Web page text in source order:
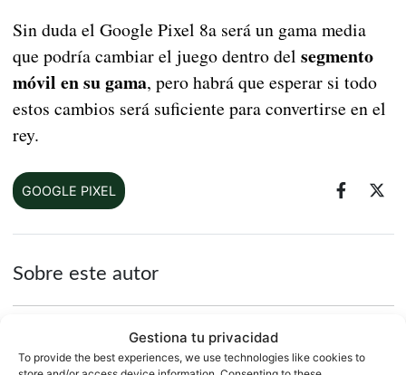
Gestiona tu privacidad
To provide the best experiences, we use technologies like cookies to
Sin duda el Google Pixel 8a será un gama media
que podría cambiar el juego dentro del segmento
móvil en su gama, pero habrá que esperar si todo
estos cambios será suficiente para convertirse en el
rey.
GOOGLE PIXEL
Sobre este autor